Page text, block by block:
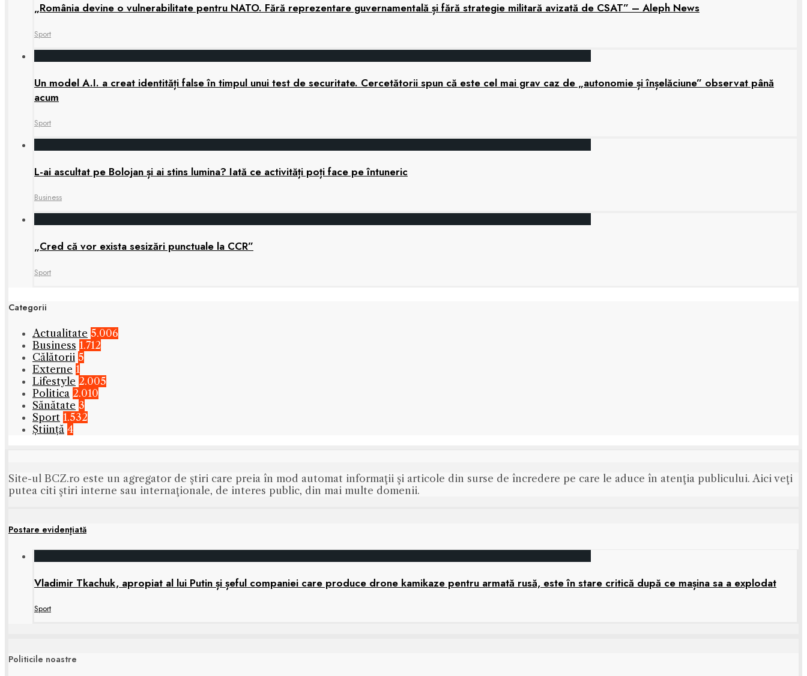
„România devine o vulnerabilitate pentru NATO. Fără reprezentare guvernamentală și fără strategie militară avizată de CSAT” – Aleph News
Sport
Un model A.I. a creat identități false în timpul unui test de securitate. Cercetătorii spun că este cel mai grav caz de „autonomie și înșelăciune” observat până
acum
Sport
L-ai ascultat pe Bolojan și ai stins lumina? Iată ce activități poți face pe întuneric
Business
„Cred că vor exista sesizări punctuale la CCR”
Sport
Categorii
Actualitate 5.006
Business 1.712
Călătorii 5
Externe 1
Lifestyle 2.005
Politica 2.010
Sănătate 3
Sport 1.532
Știință 4
Site-ul BCZ.ro este un agregator de ştiri care preia în mod automat informaţii şi articole din surse de încredere pe care le aduce în atenţia publicului. Aici veţi
putea citi ştiri interne sau internaţionale, de interes public, din mai multe domenii.
Postare evidenţiată
Vladimir Tkachuk, apropiat al lui Putin și șeful companiei care produce drone kamikaze pentru armată rusă, este în stare critică după ce mașina sa a explodat
Sport
Politicile noastre